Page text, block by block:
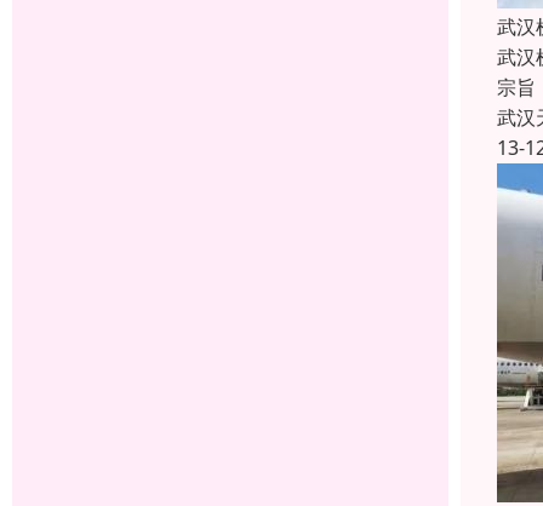
武汉
武汉
宗旨
武汉
13-